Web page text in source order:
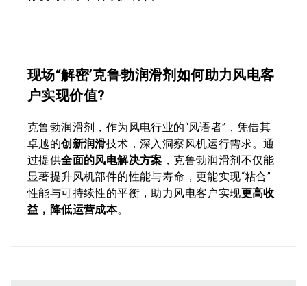
现场“解密’克鲁勃润滑剂如何助力风电客
户实现价值?
克鲁勃润滑剂，作为风电行业的“风语者”，凭借其
卓越的创新润滑技术，深入洞察风机运行需求。通
过提供全面的风电解决方案 ，克鲁勃润滑剂不仅能
显著提升风机部件的性能与寿命，更能实现“粘合”
性能与可持续性的平衡，助力风电客户实现更高收
益，降低运营成本。